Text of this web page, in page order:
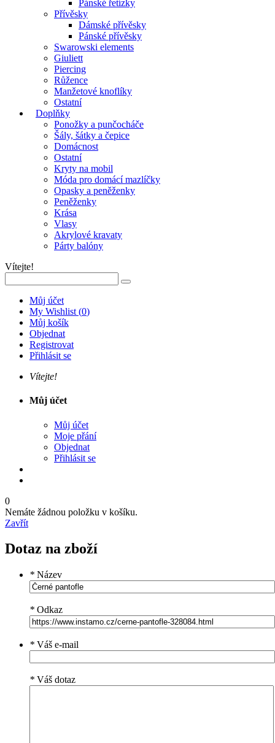
Pánské řetízky
Přívěsky
Dámské přívěsky
Pánské přívěsky
Swarowski elements
Giuliett
Piercing
Růžence
Manžetové knoflíky
Ostatní
Doplňky
Ponožky a punčocháče
Šály, šátky a čepice
Domácnost
Ostatní
Kryty na mobil
Móda pro domácí mazlíčky
Opasky a peněženky
Peněženky
Krása
Vlasy
Akrylové kravaty
Párty balóny
Vítejte!
Můj účet
My Wishlist (0)
Můj košík
Objednat
Registrovat
Přihlásit se
Vítejte!
Můj účet
Můj účet
Moje přání
Objednat
Přihlásit se
0
Nemáte žádnou položku v košíku.
Zavřít
Dotaz na zboží
* Název
* Odkaz
* Váš e-mail
* Váš dotaz